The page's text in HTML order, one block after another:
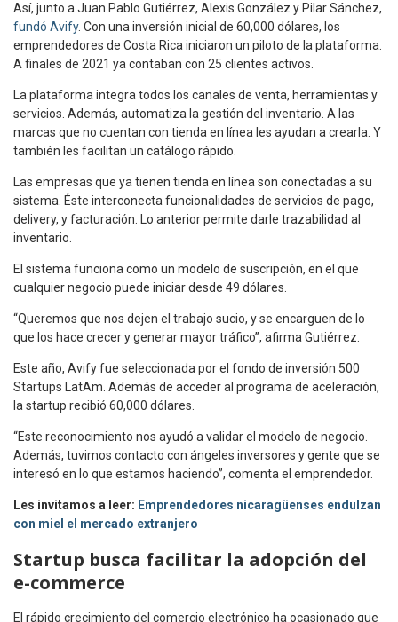
Así, junto a Juan Pablo Gutiérrez, Alexis González y Pilar Sánchez,
fundó Avify. Con una inversión inicial de 60,000 dólares, los
emprendedores de Costa Rica iniciaron un piloto de la plataforma.
A finales de 2021 ya contaban con 25 clientes activos.
La plataforma integra todos los canales de venta, herramientas y
servicios. Además, automatiza la gestión del inventario. A las
marcas que no cuentan con tienda en línea les ayudan a crearla. Y
también les facilitan un catálogo rápido.
Las empresas que ya tienen tienda en línea son conectadas a su
sistema. Éste interconecta funcionalidades de servicios de pago,
delivery, y facturación. Lo anterior permite darle trazabilidad al
inventario.
El sistema funciona como un modelo de suscripción, en el que
cualquier negocio puede iniciar desde 49 dólares.
“Queremos que nos dejen el trabajo sucio, y se encarguen de lo
que los hace crecer y generar mayor tráfico”, afirma Gutiérrez.
Este año, Avify fue seleccionada por el fondo de inversión 500
Startups LatAm. Además de acceder al programa de aceleración,
la startup recibió 60,000 dólares.
“Este reconocimiento nos ayudó a validar el modelo de negocio.
Además, tuvimos contacto con ángeles inversores y gente que se
interesó en lo que estamos haciendo”, comenta el emprendedor.
Les invitamos a leer: Emprendedores nicaragüenses endulzan
con miel el mercado extranjero
Startup busca facilitar la adopción del
e-commerce
El rápido crecimiento del comercio electrónico ha ocasionado que